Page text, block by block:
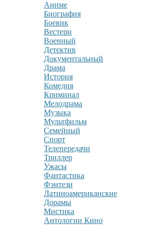
Аниме
Биография
Боевик
Вестерн
Военный
Детектив
Документальный
Драма
История
Комедия
Криминал
Мелодрама
Музыка
Мультфильм
Семейный
Спорт
Телепередачи
Триллер
Ужасы
Фантастика
Фэнтези
Латиноамериканские
Дорамы
Мистика
Антологии Кино